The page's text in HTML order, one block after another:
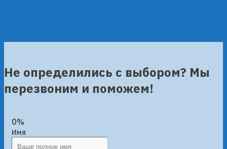
Не определились с выбором? Мы
перезвоним и поможем!
0%
Имя